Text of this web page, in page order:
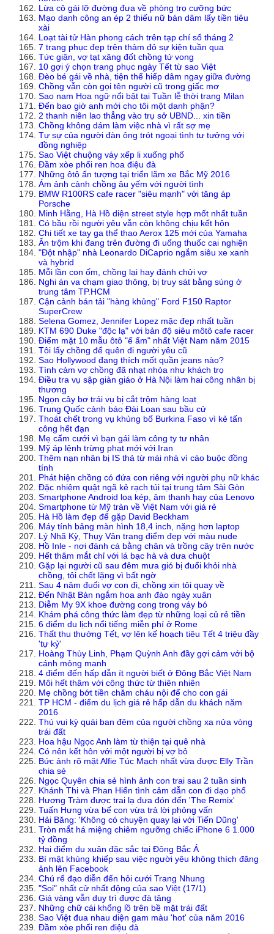
Lừa cô gái lỡ đường đưa về phòng trọ cưỡng bức
Mạo danh công an ép 2 thiếu nữ bán dâm lấy tiền tiêu
xài
Loạt tài tử Hàn phong cách trên tạp chí số tháng 2
7 trang phục đẹp trên thảm đỏ sự kiện tuần qua
Tức giận, vợ tạt xăng đốt chồng tử vong
10 gợi ý chọn trang phục ngày Tết từ sao Việt
Đèo bé gái về nhà, tiện thể hiếp dâm ngay giữa đường
Chồng vẫn còn gọi tên người cũ trong giấc mơ
Sao nam Hoa ngữ nổi bật tại Tuần lễ thời trang Milan
Đến bao giờ anh mới cho tôi một danh phận?
2 thanh niên lao thẳng vào trụ sở UBND... xin tiền
Chồng không dám làm việc nhà vì rất sợ mẹ
Tự sự của người đàn ông trót ngoại tình tư tưởng với
đồng nghiệp
Sao Việt chuộng váy xếp li xuống phố
Đầm xòe phối ren hoa điệu đà
Những ôtô ấn tượng tại triển lãm xe Bắc Mỹ 2016
Ám ảnh cảnh chồng âu yếm với người tình
BMW R100RS cafe racer "siêu mạnh" với tăng áp
Porsche
Minh Hằng, Hà Hồ diện street style hợp mốt nhất tuần
Có bầu rồi người yêu vẫn còn không chịu kết hôn
Chi tiết xe tay ga thể thao Aerox 125 mới của Yamaha
Ăn trộm khi đang trên đường đi uống thuốc cai nghiện
"Đột nhập" nhà Leonardo DiCaprio ngắm siêu xe xanh
và hybrid
Mỗi lần con ốm, chồng lại hay đánh chửi vợ
Nghi án va chạm giao thông, bị truy sát bằng súng ở
trung tâm TP.HCM
Cận cảnh bán tải "hàng khủng" Ford F150 Raptor
SuperCrew
Selena Gomez, Jennifer Lopez mặc đẹp nhất tuần
KTM 690 Duke "độc lạ" với bản độ siêu môtô cafe racer
Điểm mặt 10 mẫu ôtô "ế ẩm" nhất Việt Nam năm 2015
Tôi lấy chồng để quên đi người yêu cũ
Sao Hollywood đang thích mốt quần jeans nào?
Tình cảm vợ chồng đã nhạt nhòa như khách trọ
Điều tra vụ sập giàn giáo ở Hà Nội làm hai công nhân bị
thương
Ngọn cây bơ trái vụ bị cắt trộm hàng loạt
Trung Quốc cảnh báo Đài Loan sau bầu cử
Thoát chết trong vụ khủng bố Burkina Faso vì kẻ tấn
công hết đạn
Mẹ cấm cưới vì bạn gái làm công ty tư nhân
Mỹ áp lệnh trừng phạt mới với Iran
Thêm nạn nhân bị IS thả từ mái nhà vì cáo buộc đồng
tính
Phát hiện chồng có đứa con riêng với người phụ nữ khác
Đặc nhiệm quật ngã kẻ rạch túi tại trung tâm Sài Gòn
Smartphone Android loa kép, âm thanh hay của Lenovo
Smartphone từ Mỹ tràn về Việt Nam với giá rẻ
Hà Hồ làm đẹp để gặp David Beckham
Máy tính bảng màn hình 18,4 inch, nặng hơn laptop
Lý Nhã Kỳ, Thụy Vân trang điểm đẹp với màu nude
Hồ Inle - nơi đánh cá bằng chân và trồng cây trên nước
Hết thâm mắt chỉ với lá bạc hà và dưa chuột
Gặp lại người cũ sau đêm mưa gió bị đuổi khỏi nhà
chồng, tôi chết lặng vì bất ngờ
Sau 4 năm đuổi vợ con đi, chồng xin tôi quay về
Đến Nhật Bản ngắm hoa anh đào ngày xuân
Diễm My 9X khoe đường cong trong váy bó
Khám phá công thức làm đẹp từ những loại củ rẻ tiền
6 điểm du lịch nổi tiếng miễn phí ở Rome
Thất thu thưởng Tết, vợ lên kế hoạch tiêu Tết 4 triệu đầy
'tự kỷ'
Hoàng Thùy Linh, Phạm Quỳnh Anh đầy gợi cảm với bộ
cánh mỏng manh
4 điểm đến hấp dẫn ít người biết ở Đông Bắc Việt Nam
Môi hết thâm với công thức từ thiên nhiên
Mẹ chồng bớt tiền chăm cháu nội để cho con gái
TP HCM - điểm du lịch giá rẻ hấp dẫn du khách năm
2016
Thú vui kỳ quái ban đêm của người chồng xa nửa vòng
trái đất
Hoa hậu Ngọc Anh làm từ thiện tại quê nhà
Có nên kết hôn với một người bị vợ bỏ
Bức ảnh rõ mặt Alfie Túc Mạch nhất vừa được Elly Trần
chia sẻ
Ngọc Quyên chia sẻ hình ảnh con trai sau 2 tuần sinh
Khánh Thi và Phan Hiển tình cảm dẫn con đi dạo phố
Hương Tràm được trai lạ đưa đón đến 'The Remix'
Tuấn Hưng vừa bế con vừa trả lời phỏng vấn
Hải Băng: 'Không có chuyện quay lại với Tiến Dũng'
Tròn mắt há miệng chiêm ngưỡng chiếc iPhone 6 1.000
tỷ đồng
Hai điểm du xuân đặc sắc tại Đông Bắc Á
Bí mật khủng khiếp sau việc người yêu không thích đăng
ảnh lên Facebook
Chú rể đạo diễn đến hỏi cưới Trang Nhung
"Soi" nhất cử nhất động của sao Việt (17/1)
Giá vàng vẫn duy trì được đà tăng
Những chữ cái khổng lồ trên bề mặt trái đất
Sao Việt đua nhau diện gam màu 'hot' của năm 2016
Đầm xòe phối ren điệu đà